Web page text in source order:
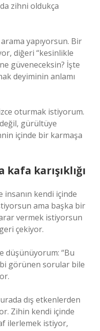
zihni oldukça
yapıyorsun. Bir
diğeri “kesinlikle
güveneceksin? İşte
deyiminin anlamı
oturmak istiyorum.
gürültüye
içinde bir karmaşa
karışıklığı
insanın kendi içinde
ama başka bir
vermek istiyorsun
çekiyor.
düşünüyorum: “Bu
görünen sorular bile
dış etkenlerden
Zihin kendi içinde
ilerlemek istiyor,